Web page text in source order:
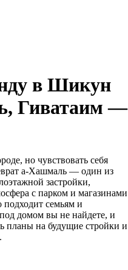
в Шикун
Гиватаим —
но чувствовать себя
а-Хашмаль — один из
застройки,
с парком и магазинами
подходит семьям и
домом вы не найдете, и
планы на будущие стройки и